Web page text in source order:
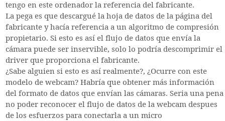
tengo en este ordenador la referencia del fabricante.
La pega es que descargué la hoja de datos de la página del
fabricante y hacía referencia a un algoritmo de compresión
propietario. Si esto es así el flujo de datos que envía la
cámara puede ser inservible, solo lo podría descomprimir el
driver que proporciona el fabricante.
¿Sabe alguien si esto es así realmente?, ¿Ocurre con este
modelo de webcam? Habría que obtener más información
del formato de datos que envían las cámaras. Seria una pena
no poder reconocer el flujo de datos de la webcam despues
de los esfuerzos para conectarla a un micro